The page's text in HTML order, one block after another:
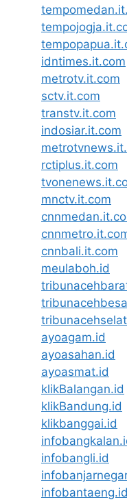
idntimes.it.com
metrotv.it.com
sctv.it.com
transtv.it.com
indosiar.it.com
rctiplus.it.com
mnctv.it.com
cnnbali.it.com
meulaboh.id
ayoagam.id
ayoasahan.id
ayoasmat.id
klikBalangan.id
klikBandung.id
klikbanggai.id
infobangli.id
infobantaeng.id